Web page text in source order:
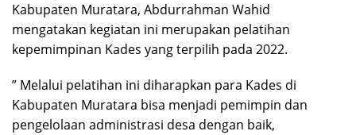
Kabupaten Muratara, Abdurrahman Wahid
mengatakan kegiatan ini merupakan pelatihan
kepemimpinan Kades yang terpilih pada 2022.
” Melalui pelatihan ini diharapkan para Kades di
Kabupaten Muratara bisa menjadi pemimpin dan
pengelolaan administrasi desa dengan baik,